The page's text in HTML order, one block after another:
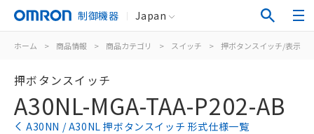
制御機器 Japan
ホーム > 商品情報 > 商品カテゴリ > スイッチ > 押ボタンスイッチ/表示灯
押ボタンスイッチ
A30NL-MGA-TAA-P202-AB
A30NN / A30NL 押ボタンスイッチ 形式仕様一覧